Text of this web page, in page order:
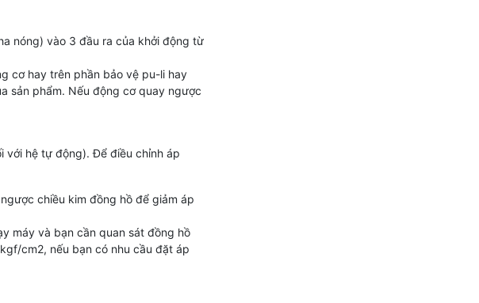
nóng) vào 3 đầu ra của khởi động từ
cơ hay trên phần bảo vệ pu-li hay
sản phẩm. Nếu động cơ quay ngược
với hệ tự động). Để điều chỉnh áp
chiều kim đồng hồ để giảm áp
máy và bạn cần quan sát đồng hồ
cm2, nếu bạn có nhu cầu đặt áp